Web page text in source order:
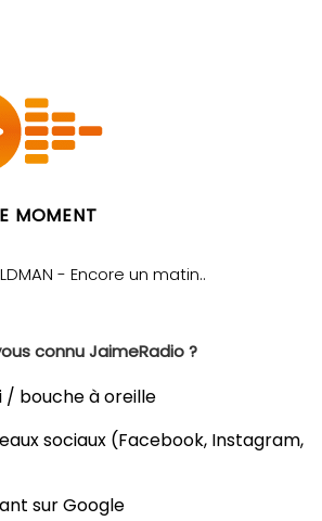
MOMENT
connu JaimeRadio ?
/ bouche à oreille
sociaux (Facebook, Instagram,
sur Google